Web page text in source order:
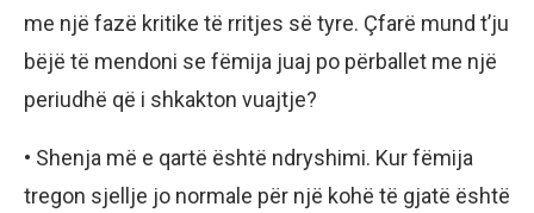
me një fazë kritike të rritjes së tyre. Çfarë mund t’ju
bëjë të mendoni se fëmija juaj po përballet me një
periudhë që i shkakton vuajtje?
• Shenja më e qartë është ndryshimi. Kur fëmija
tregon sjellje jo normale për një kohë të gjatë është